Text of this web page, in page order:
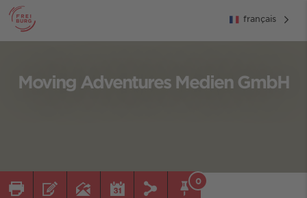
français
Moving Adventures Medien GmbH
0